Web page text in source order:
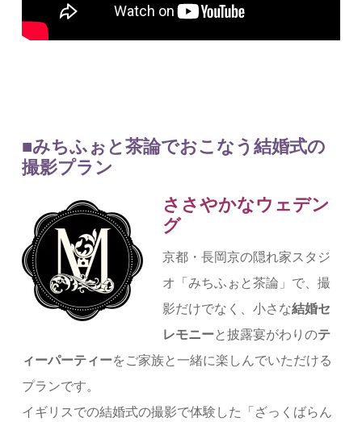
■みちふぉと茶論でおこなう結婚式の
撮影プラン
ささやかなウェデン
グ
京都・長岡京の隠れ家スタジ
オ「みちふぉと茶論」で、撮
影だけでなく、小さな結婚セ
レモニーと披露宴がわりのテ
ィーパーティーをご家族と一緒に楽しんでいただける
プランです。
イギリスでの結婚式の撮影で体験した「ざっくばらん